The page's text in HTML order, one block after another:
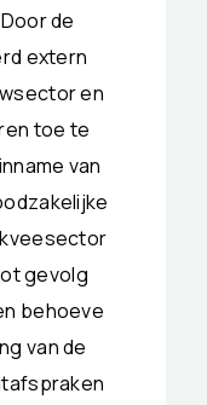
de
extern
en
toe te
van
gevolg
behoeve
van de